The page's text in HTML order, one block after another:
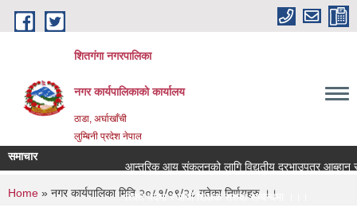
Skip to main content
शितगंगा नगरपालिका
नगर कार्यपालिकाकाे कार्यालय
ठाडा, अर्घाखाँची
लुम्बिनी प्रदेश नेपाल
समाचार
आन्तरिक आय संकलनको लागि विद्युतीय दरभाउपत्र आब्हान
रिक्त पदमा स्थायी शिक्षक सरुवा सम्बन्धमा ।।।
You are here
Home » नगर कार्यपालिका मिति २०८१/०९/२८ गतेका निर्णयहरु ।।